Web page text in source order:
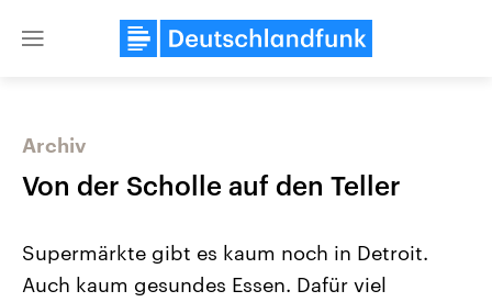
Close
Archiv
Von der Scholle auf den Teller
Supermärkte gibt es kaum noch in Detroit.
Auch kaum gesundes Essen. Dafür viel